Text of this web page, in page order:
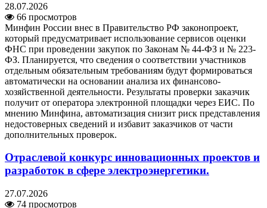
28.07.2026
66 просмотров
Минфин России внес в Правительство РФ законопроект,
который предусматривает использование сервисов оценки
ФНС при проведении закупок по Законам № 44-ФЗ и № 223-
ФЗ. Планируется, что сведения о соответствии участников
отдельным обязательным требованиям будут формироваться
автоматически на основании анализа их финансово-
хозяйственной деятельности. Результаты проверки заказчик
получит от оператора электронной площадки через ЕИС. По
мнению Минфина, автоматизация снизит риск представления
недостоверных сведений и избавит заказчиков от части
дополнительных проверок.
Отраслевой конкурс инновационных проектов и
разработок в сфере электроэнергетики.
27.07.2026
74 просмотров